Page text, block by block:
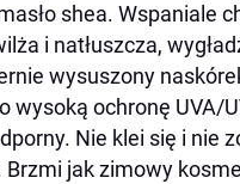
shea. Wspaniale
i natłuszcza,
wysuszony
wysoką ochronę UVA/
Nie klei się i nie
Brzmi jak zimowy